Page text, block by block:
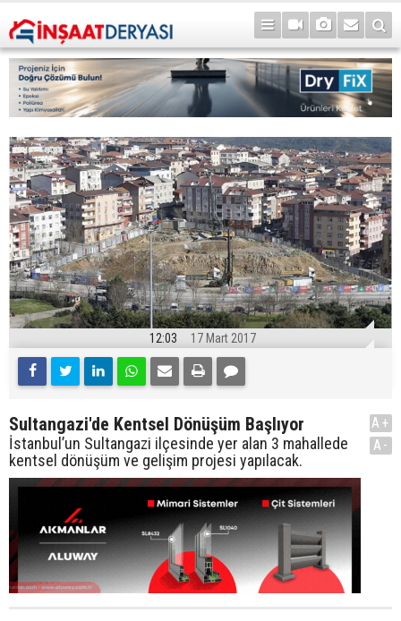
12:03 17 Mart 2017
Sultangazi'de Kentsel Dönüşüm Başlıyor
İstanbul’un Sultangazi ilçesinde yer alan 3 mahallede
kentsel dönüşüm ve gelişim projesi yapılacak.
A+
A-